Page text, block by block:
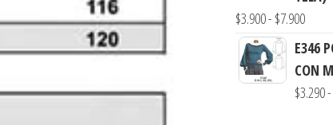
$3.900- $7.900Rango
de
E346
CON
$3.290-